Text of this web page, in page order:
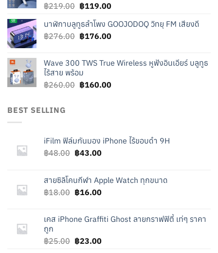
฿219.00 Original
was:
฿219.00.
฿119.00Current
is:
฿119.00.
นาฬิกาบลูทูธลำโพง GOOJODOQ วิทยุ FM เสียงดี
฿276.00 Original
฿276.00.
฿176.00Current
฿176.00.
Wave 300 TWS True Wireless หูฟังอินเอียร์ บลูทูธ
ไร้สาย พร้อม
฿260.00 Original
฿160.00Current
BEST SELLING
iFilm ฟิล์มกันมอง iPhone ไร้ขอบดำ 9H
฿48.00 Original
฿48.00.
฿43.00Current
฿43.00.
สายซิลิโคนกีฬา Apple Watch ทุกขนาด
฿18.00 Original
฿18.00.
฿16.00Current
฿16.00.
เคส iPhone Graffiti Ghost ลายกราฟฟิตี้ เท่ๆ ราคา
ถูก
฿25.00 Original
฿23.00Current